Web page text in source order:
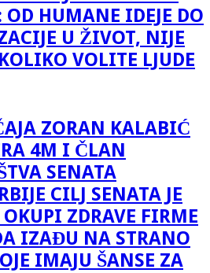
OD HUMANE IDEJE DO
U ŽIVOT, NIJE
VOLITE LJUDE
ZORAN KALABIĆ
4M I ČLAN
SENATA
CILJ SENATA JE
ZDRAVE FIRME
IZAĐU NA STRANO
IMAJU ŠANSE ZA